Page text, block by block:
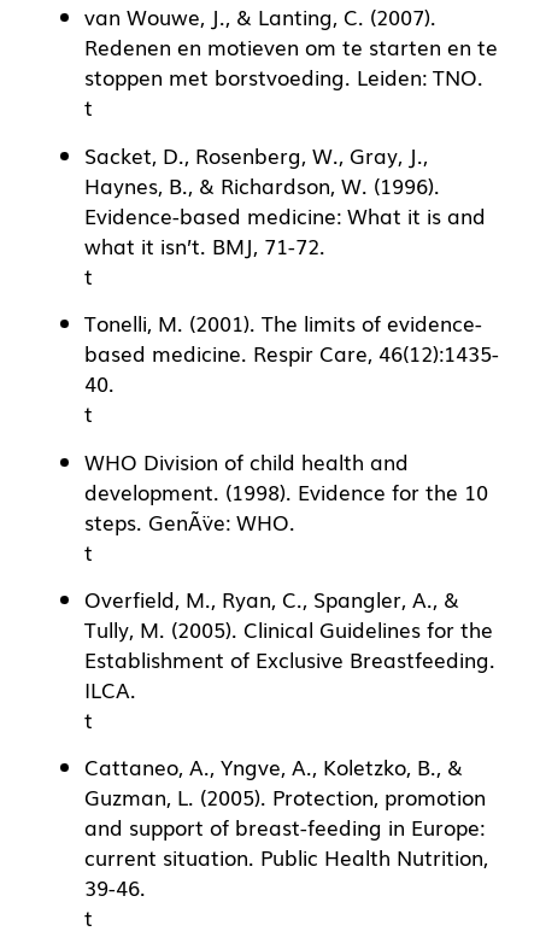
van Wouwe, J., & Lanting, C. (2007).
Redenen en motieven om te starten en te
stoppen met borstvoeding. Leiden: TNO.
t
Sacket, D., Rosenberg, W., Gray, J.,
Haynes, B., & Richardson, W. (1996).
Evidence-based medicine: What it is and
what it isn’t. BMJ, 71-72.
t
Tonelli, M. (2001). The limits of evidence-
based medicine. Respir Care, 46(12):1435-
40.
t
WHO Division of child health and
development. (1998). Evidence for the 10
steps. GenÃ¨ve: WHO.
t
Overfield, M., Ryan, C., Spangler, A., &
Tully, M. (2005). Clinical Guidelines for the
Establishment of Exclusive Breastfeeding.
ILCA.
t
Cattaneo, A., Yngve, A., Koletzko, B., &
Guzman, L. (2005). Protection, promotion
and support of breast-feeding in Europe:
current situation. Public Health Nutrition,
39-46.
t